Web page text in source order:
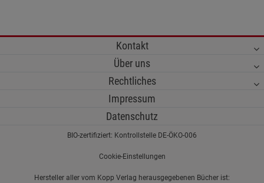
Kontakt
Über uns
Rechtliches
Impressum
Datenschutz
BIO-zertifiziert: Kontrollstelle DE-ÖKO-006
Cookie-Einstellungen
Hersteller aller vom Kopp Verlag herausgegebenen Bücher ist: